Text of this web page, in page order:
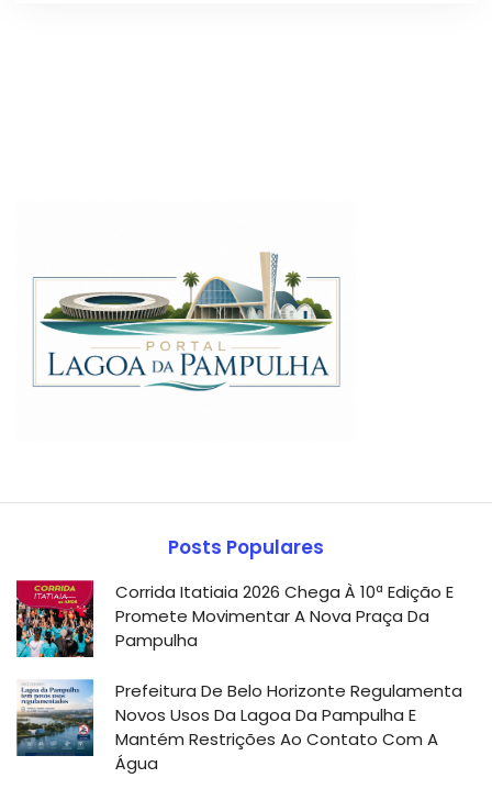
Posts Populares
Corrida Itatiaia 2026 Chega À 10ª Edição E
Promete Movimentar A Nova Praça Da
Pampulha
Prefeitura De Belo Horizonte Regulamenta
Novos Usos Da Lagoa Da Pampulha E
Mantém Restrições Ao Contato Com A
Água